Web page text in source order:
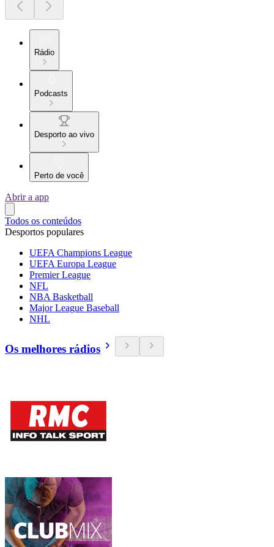
Rádio
Podcasts
Desporto ao vivo
Perto de você
Abrir a app
Todos os conteúdos
Desportos populares
UEFA Champions League
UEFA Europa League
Premier League
NFL
NBA Basketball
Major League Baseball
NHL
Os melhores rádios